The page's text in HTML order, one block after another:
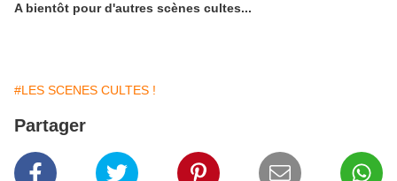
A bientôt pour d'autres scènes cultes...
#LES SCENES CULTES !
Partager